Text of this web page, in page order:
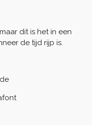
dit is het in een
de tijd rijp is.